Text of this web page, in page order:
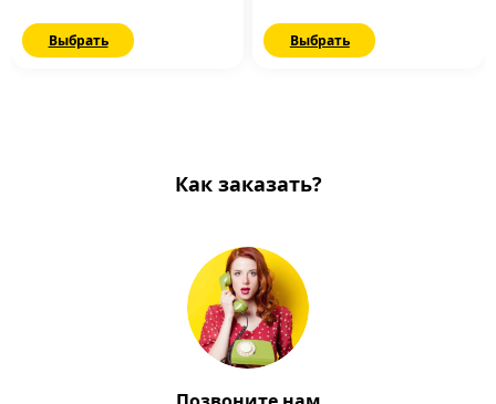
Выбрать Выбрать
Как заказать?